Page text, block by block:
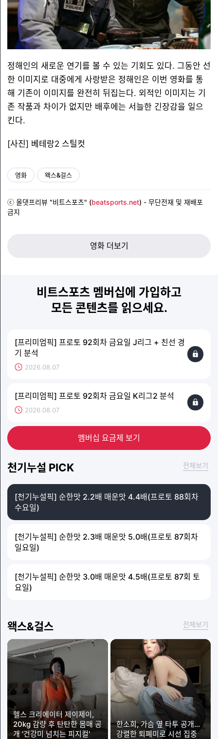
정해인의 새로운 연기를 볼 수 있는 기회도 있다. 그동안 선
한 이미지로 대중에게 사랑받은 정해인은 이번 영화를 통
해 기존이 이미지를 완전히 뒤집는다. 외적인 이미지는 기
존 작품과 차이가 없지만 배후에는 서늘한 긴장감을 일으
킨다.
[사진] 베테랑2 스틸컷
영화 왝스&걸스
ⓒ 올댓프리뷰 "비트스포츠" (beatsports.net) - 무단전재 및 재배포
금지
영화 더보기
비트스포츠 멤버십에 가입하고
모든 콘텐츠를 읽으세요.
[프리미엄픽] 프로토 92회차 금요일 J리그 + 친선 경
기 분석
2026.08.07
[프리미엄픽] 프로토 92회차 금요일 K리그2 분석
2026.08.07
멤버십 요금제 보기
천기누설 PICK 전체보기
[천기누설픽] 순한맛 2.2배 매운맛 4.4배(프로토 88회차
수요일)
[천기누설픽] 순한맛 2.3배 매운맛 5.0배(프로토 87회차
일요일)
[천기누설픽] 순한맛 3.0배 매운맛 4.5배(프로토 87회 토
요일)
왝스&걸스 전체보기
헬스 크리에이터 제이제이,
20kg 감량 후 탄탄한 몸매 공
개 '건강미 넘치는 피지컬'
한소희, 가슴 옆 타투 공개…
강렬한 퇴폐미로 시선 집중